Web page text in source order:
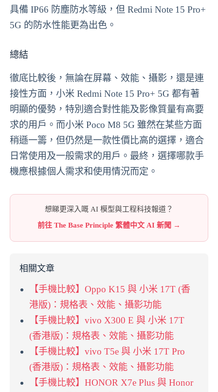
具備 IP66 防塵防水等級，但 Redmi Note 15 Pro+
5G 的防水性能更為出色。
總結
徹底比較後，無論在屏幕、效能、攝影，還是連
接性方面，小米 Redmi Note 15 Pro+ 5G 都有著
明顯的優勢，特別適合對性能及影像質量有高要
求的用戶。而小米 Poco M8 5G 雖然在某些方面
稍遜一籌，但仍然是一款性價比高的選擇，適合
日常使用及一般需求的用戶。最終，選擇哪款手
機應根據個人需求和使用情況而定。
想睇更深入嘅 AI 模型與工程科技報道？
前往 The Base Principle 繁體中文 AI 新聞 →
相關文章
【手機比較】Oppo K15 與 小米 17T (香
港版)：規格表、效能、攝影功能
【手機比較】vivo X300 E 與 小米 17T
(香港版)：規格表、效能、攝影功能
【手機比較】vivo T5e 與 小米 17T Pro
(香港版)：規格表、效能、攝影功能
【手機比較】HONOR X7e Plus 與 Honor